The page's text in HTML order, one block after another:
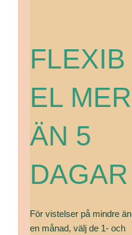
FLEXIB
EL MER
ÄN 5
DAGAR
För vistelser på mindre än
en månad, välj de 1- och